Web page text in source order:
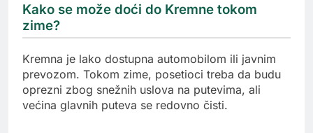
Kako se može doći do Kremne tokom
zime?
Kremna je lako dostupna automobilom ili javnim
prevozom. Tokom zime, posetioci treba da budu
oprezni zbog snežnih uslova na putevima, ali
većina glavnih puteva se redovno čisti.